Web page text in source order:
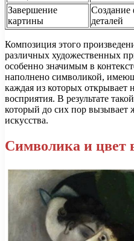
Завершение
картины
Создание
деталей
Композиция этого
различных художественных
особенно значимым в
наполнено символикой,
каждая из которых
восприятия. В результате
который до сих пор вызывает
искусства.
Символика и цвет